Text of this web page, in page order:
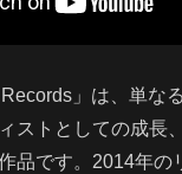
」は、単な
ストとしての成長
品です。2014年の